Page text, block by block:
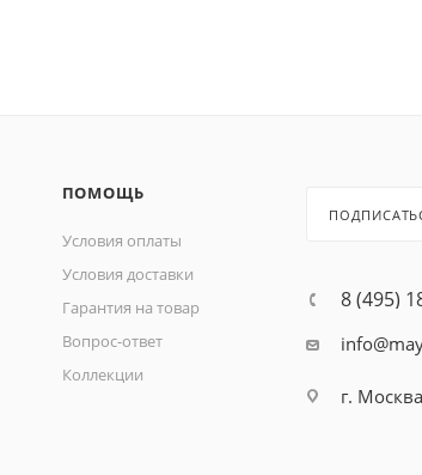
ПОМОЩЬ
Условия оплаты
Условия доставки
Гарантия на товар
Вопрос-ответ
Коллекции
8 (495)
г.